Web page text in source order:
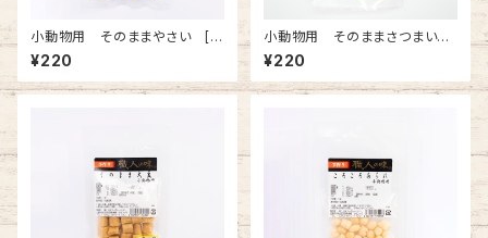
小動物用 そのままやさい [0
10048]
¥220
小動物用 そのままさつまい
も [000033]
¥220